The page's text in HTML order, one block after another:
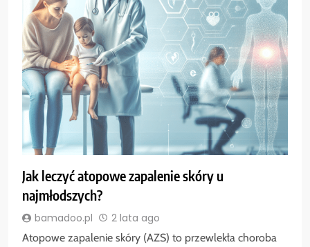
Jak leczyć atopowe zapalenie skóry u
najmłodszych?
bamadoo.pl 2 lata ago
Atopowe zapalenie skóry (AZS) to przewlekła choroba